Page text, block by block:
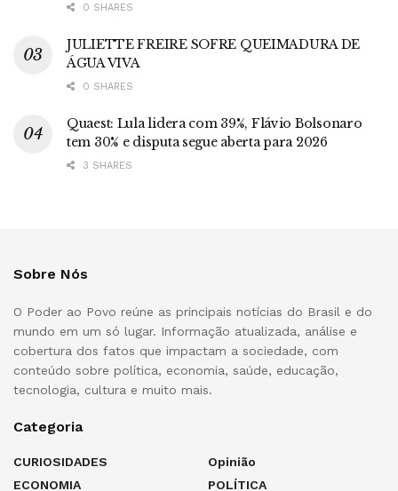
0 SHARES
JULIETTE FREIRE SOFRE QUEIMADURA DE
ÁGUA VIVA
0 SHARES
Quaest: Lula lidera com 39%, Flávio Bolsonaro
tem 30% e disputa segue aberta para 2026
3 SHARES
Sobre Nós
O Poder ao Povo reúne as principais notícias do Brasil e do
mundo em um só lugar. Informação atualizada, análise e
cobertura dos fatos que impactam a sociedade, com
conteúdo sobre política, economia, saúde, educação,
tecnologia, cultura e muito mais.
Categoria
CURIOSIDADES
ECONOMIA
Opinião
POLÍTICA